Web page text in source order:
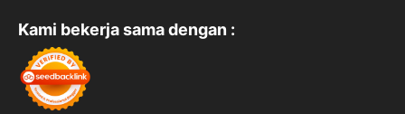
Kami bekerja sama dengan :